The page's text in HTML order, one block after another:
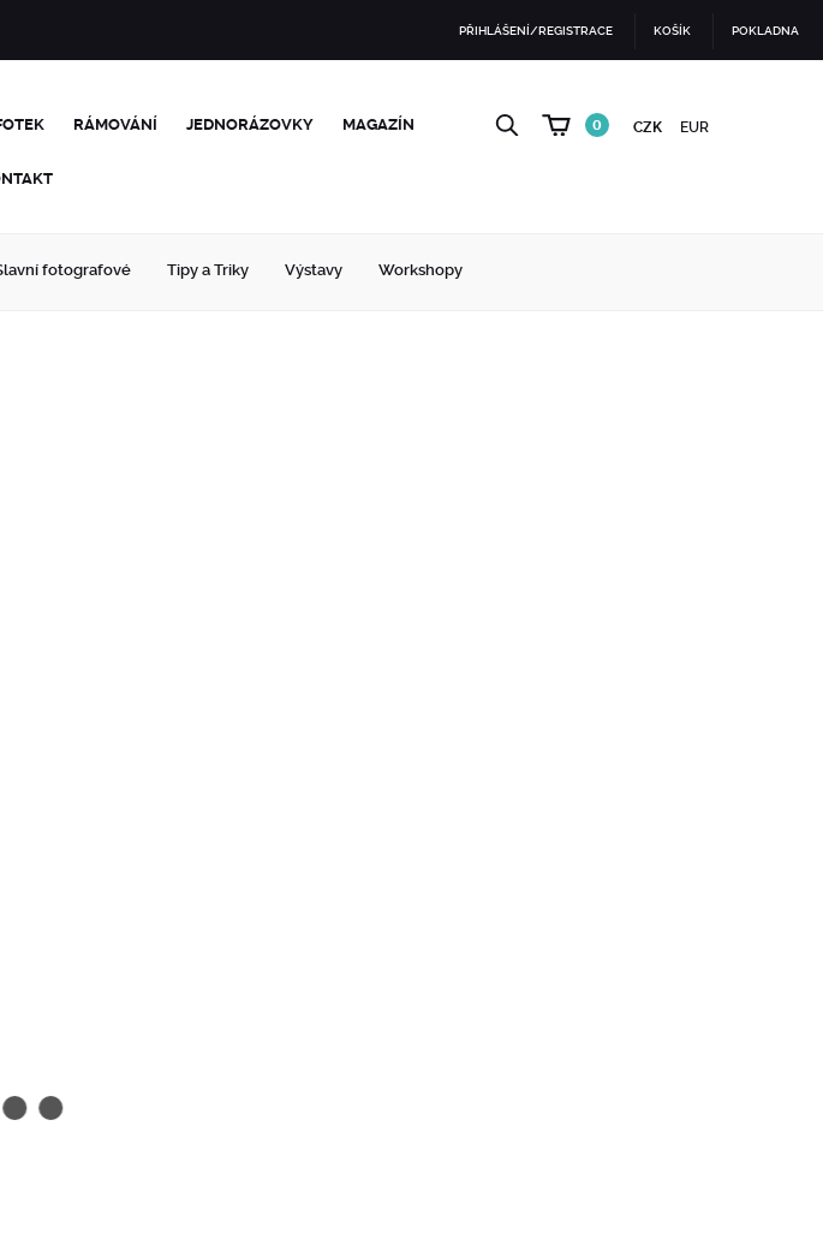
PŘIHLÁŠENÍ/REGISTRACE KOŠÍK POKLADNA
RÁMOVÁNÍ JEDNORÁZOVKY MAGAZÍN 0 CZK EUR
fotografové Tipy a Triky Výstavy Workshopy